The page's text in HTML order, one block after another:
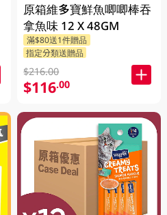
原箱維多寶鮮魚唧唧棒吞
拿魚味 12 X 48GM
滿$80送1件贈品
指定分類送贈品
$216.00
$116.00